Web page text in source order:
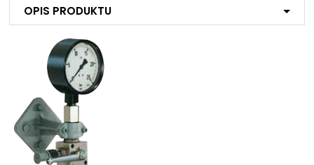
Opis produktu